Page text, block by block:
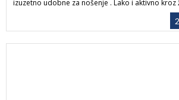
izuzetno udobne za nošenje . Lako i aktivno kroz